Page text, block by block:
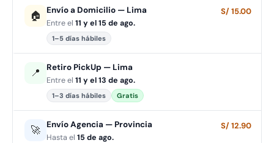
🏠 Envío a Domicilio — Lima
Entre el 11 y el 15 de ago.
1–5 días hábiles
S/ 15.00
📍 Retiro PickUp — Lima
Entre el 11 y el 13 de ago.
1–3 días hábiles Gratis
🚀 Envío Agencia — Provincia
Hasta el 15 de ago.
S/ 12.90